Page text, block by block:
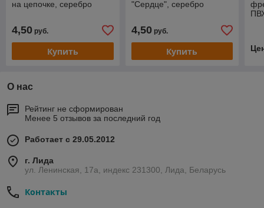
на цепочке, серебро
4,50 руб.
Купить
"Сердце", серебро
4,50руб.
Купить
О нас
Рейтинг не сформирован
Менее 5 отзывов за последний год
Работает с 29.05.2012
г. Лида
ул. Ленинская, 17а, индекс 231300, Лида, Беларусь
Контакты